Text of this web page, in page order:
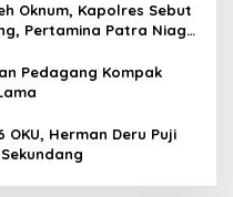
Oknum, Kapolres Sebut
Pertamina Patra Niaga
Pedagang Kompak
OKU, Herman Deru Puji